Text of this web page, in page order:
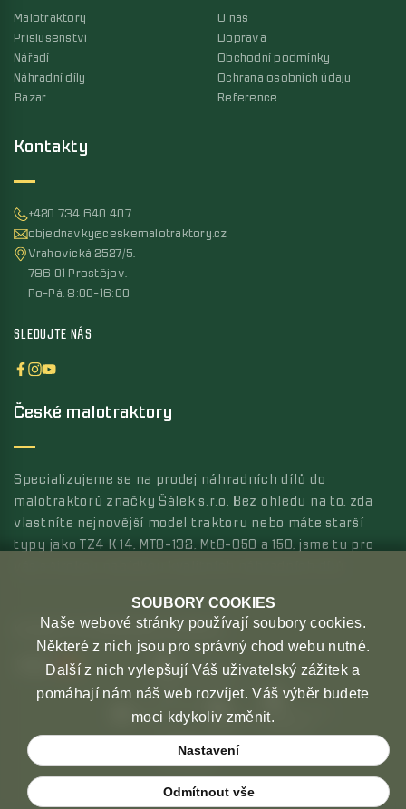
Kontakty
+420 734 640 407
objednavky@ceskemalotraktory.cz
Vrahovická 2527/5,
796 01 Prostějov,
Po-Pá, 8:00-16:00
SLEDUJTE NÁS
Malotraktory
Příslušenství
Nářadí
Náhradní díly
Bazar
O nás
Doprava
Obchodní podmínky
Ochrana osobních údaju
Reference
České malotraktory
Specializujeme se na prodej náhradních dílů do
malotraktorů značky Šálek s.r.o. Bez ohledu na to, zda
vlastníte nejnovější model traktoru nebo máte starší
typy jako TZ4 K 14, MT8-132, Mt8-050 a 150, jsme tu pro
MOŽNOSTI PLATBYMOŽNOSTI DOPRAVY
SOUBORY COOKIES
Naše webové stránky používají soubory cookies.
Některé z nich jsou pro správný chod webu nutné.
Další z nich vylepšují Váš uživatelský zážitek a
pomáhají nám náš web rozvíjet. Váš výběr budete
moci kdykoliv změnit.
Nastavení
Odmítnout vše